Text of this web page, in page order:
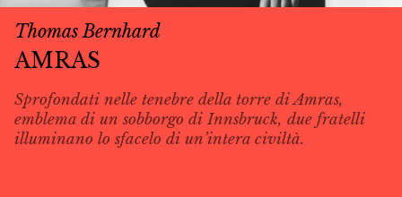
Thomas Bernhard
AMRAS
Sprofondati nelle tenebre della torre di Amras,
emblema di un sobborgo di Innsbruck, due fratelli
illuminano lo sfacelo di un’intera civiltà.